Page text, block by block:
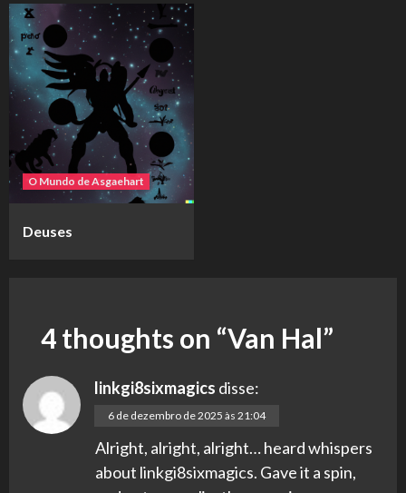
O Mundo de Asgaehart
Deuses
4 thoughts on “Van Hal”
linkgi8sixmagics disse:
6 de dezembro de 2025 às 21:04
Alright, alright, alright… heard whispers
about linkgi8sixmagics. Gave it a spin,